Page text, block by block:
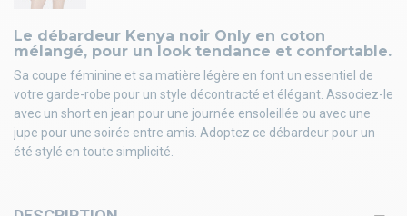
Le débardeur Kenya noir Only en coton
mélangé, pour un look tendance et confortable.
Sa coupe féminine et sa matière légère en font un essentiel de
votre garde-robe pour un style décontracté et élégant. Associez-le
avec un short en jean pour une journée ensoleillée ou avec une
jupe pour une soirée entre amis. Adoptez ce débardeur pour un
été stylé en toute simplicité.